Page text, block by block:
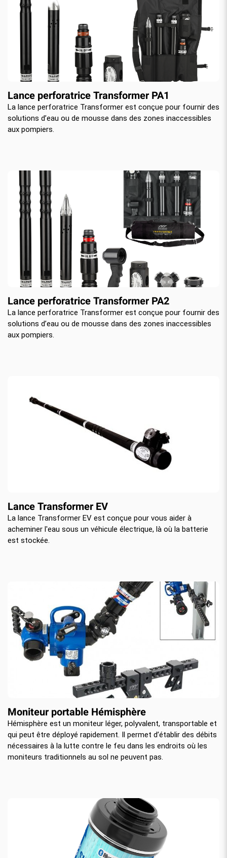
Lance perforatrice Transformer PA1
La lance perforatrice Transformer est conçue pour fournir des
solutions d’eau ou de mousse dans des zones inaccessibles
aux pompiers.
Lance perforatrice Transformer PA2
La lance perforatrice Transformer est conçue pour fournir des
solutions d’eau ou de mousse dans des zones inaccessibles
aux pompiers.
Lance Transformer EV
La lance Transformer EV est conçue pour vous aider à
acheminer l'eau sous un véhicule électrique, là où la batterie
est stockée.
Moniteur portable Hémisphère
Hémisphère est un moniteur léger, polyvalent, transportable et
qui peut être déployé rapidement. Il permet d’établir des débits
nécessaires à la lutte contre le feu dans les endroits où les
moniteurs traditionnels au sol ne peuvent pas.